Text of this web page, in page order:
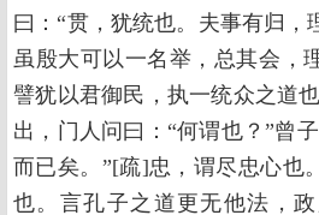
曰：“贯，犹统也。夫事有归，
虽殷大可以一名举，总其会，
譬犹以君御民，执一统众之道
出，门人问曰：“何谓也？”曾
而已矣。”[疏]忠，谓尽忠心也
也。言孔子之道更无他法，